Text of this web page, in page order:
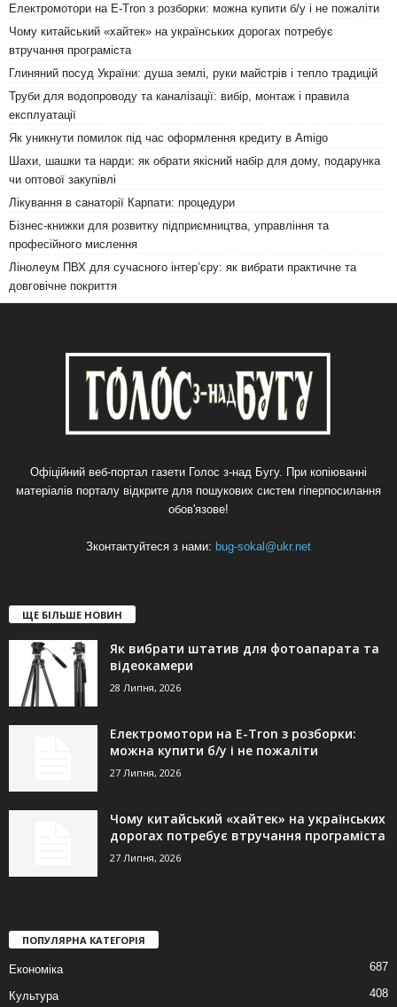
Електромотори на E-Tron з розборки: можна купити б/у і не пожаліти
Чому китайський «хайтек» на українських дорогах потребує
втручання програміста
Глиняний посуд України: душа землі, руки майстрів і тепло традицій
Труби для водопроводу та каналізації: вибір, монтаж і правила
експлуатації
Як уникнути помилок під час оформлення кредиту в Amigo
Шахи, шашки та нарди: як обрати якісний набір для дому, подарунка
чи оптової закупівлі
Лікування в санаторії Карпати: процедури
Бізнес-книжки для розвитку підприємництва, управління та
професійного мислення
Лінолеум ПВХ для сучасного інтер’єру: як вибрати практичне та
довговічне покриття
Офіційний веб-портал газети Голос з-над Бугу. При копіюванні
матеріалів порталу відкрите для пошукових систем гіперпосилання
обов'язове!
Зконтактуйтеся з нами: bug-sokal@ukr.net
ЩЕ БІЛЬШЕ НОВИН
Як вибрати штатив для фотоапарата та
відеокамери
28 Липня, 2026
Електромотори на E-Tron з розборки:
можна купити б/у і не пожаліти
27 Липня, 2026
Чому китайський «хайтек» на українських
дорогах потребує втручання програміста
27 Липня, 2026
ПОПУЛЯРНА КАТЕГОРІЯ
Економіка 687
Культура 408